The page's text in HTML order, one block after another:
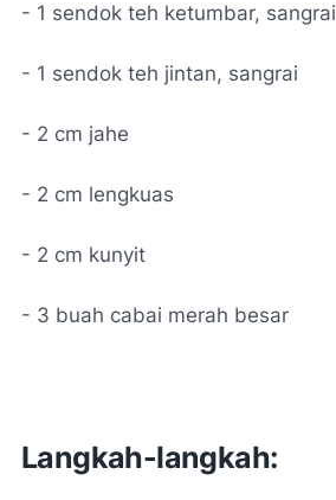
- 1 sendok teh ketumbar, sangrai
- 1 sendok teh jintan, sangrai
- 2 cm jahe
- 2 cm lengkuas
- 2 cm kunyit
- 3 buah cabai merah besar
Langkah-langkah: